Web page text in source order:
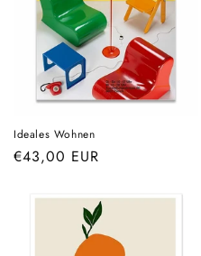
Ideales Wohnen
Prix
€43,00 EUR